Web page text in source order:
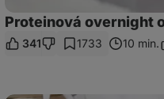
Proteinová overnight
341 1733 10 min.